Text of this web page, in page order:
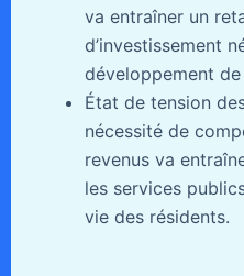
va entraîner un
d’investissement
développement
État de tension
nécessité de
revenus va
les services
vie des résidents.